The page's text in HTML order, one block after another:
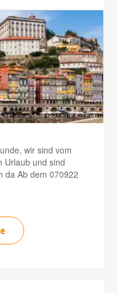
wir sind vom
Urlaub und sind
da Ab dem 070922